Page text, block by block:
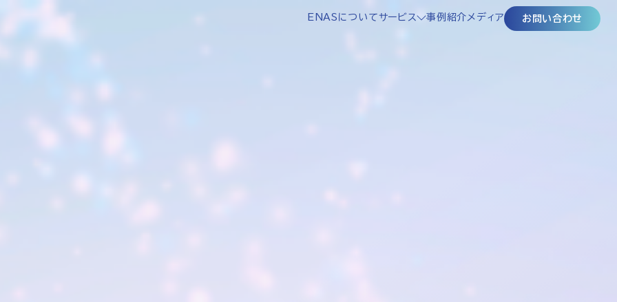
ENASについてサービス 事例紹介 メディア お問い合わせ